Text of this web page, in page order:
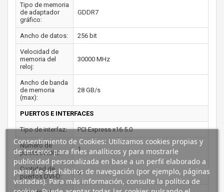
Tipo de memoria
de adaptador
gráfico:
GDDR7
Ancho de datos: 256 bit
Velocidad de
memoria del
reloj:
30000 MHz
Ancho de banda
de memoria
(max):
28 GB/s
PUERTOS E INTERFACES
Tipo de interfaz: PCI Express x16 5.0
Número de
puertos HDMI:
1
Cantidad de
puertos DVI-D:
0
Consentimiento de Cookies: Utilizamos cookies propias y
de terceros para fines analíticos y para mostrarle
publicidad personalizada en base a un perfil elaborado a
partir de sus hábitos de navegación (por ejemplo, páginas
visitadas). Para más información, consulte la política de